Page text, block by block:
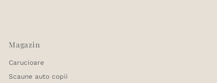
Magazin
Carucioare
Scaune auto copii